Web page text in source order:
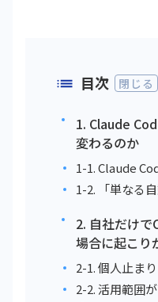
閉じる
目次
1. Claude
変わるのか
1-1. Claude
1-2. 「単なる
2. 自社だけ
場合に起こり
2-1. 個人止ま
2-2. 活用範囲